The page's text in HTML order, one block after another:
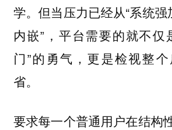
学。但当压力已经从“系统强
内嵌”，平台需要的就不仅
门”的勇气，更是检视整
省。
要求每一个普通用户在结构